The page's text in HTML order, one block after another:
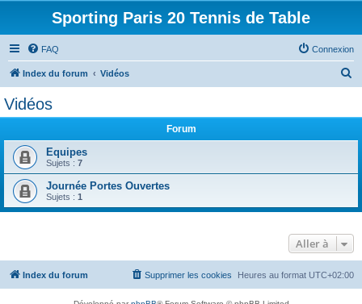
Sporting Paris 20 Tennis de Table
FAQ Connexion
Index du forum Vidéos
h
Vidéos
Forum
Equipes
Sujets : 7
Journée Portes Ouvertes
Sujets : 1
Aller à
Index du forum Heures au format UTC+02:00
Supprimer les cookies